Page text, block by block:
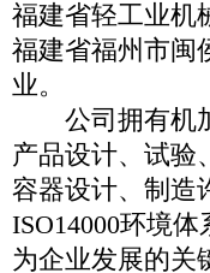
福建省轻工业机
福建省福州市闽
业。
公司拥有机加
产品设计、试验
容器设计、制造
ISO14000环境
为企业发展的关